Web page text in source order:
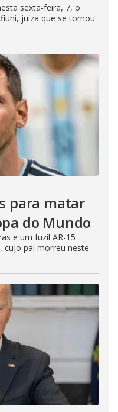
sexta-feira, 7, o
juíza que se tornou
para matar
do Mundo
e um fuzil AR-15
cujo pai morreu neste